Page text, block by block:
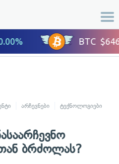
არჩევნები ტექნოლოგიები
ბრძოლას?